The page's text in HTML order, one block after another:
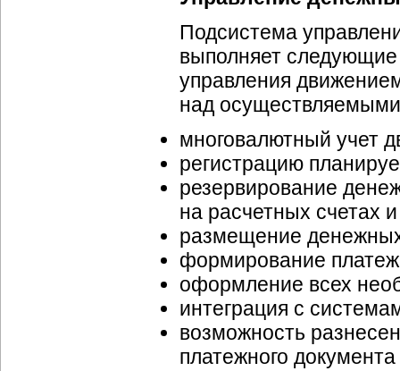
Подсистема
выполняет
управления
над
многовалютный учет
регистрацию
резервирование
на расчетных счетах
размещение
формирование
оформление всех
интеграция с
возможность
платежного